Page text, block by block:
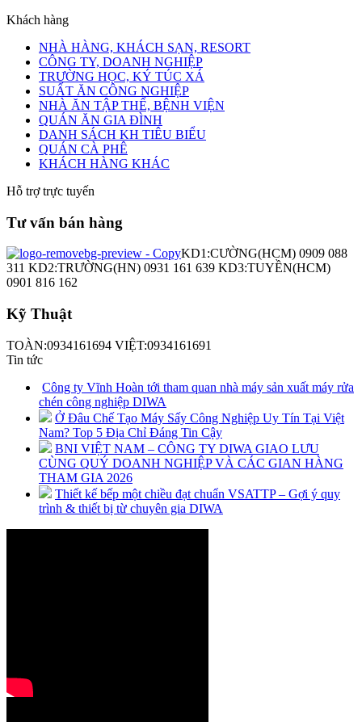
Khách hàng
NHÀ HÀNG, KHÁCH SẠN, RESORT
CÔNG TY, DOANH NGHIỆP
TRƯỜNG HỌC, KÝ TÚC XÁ
SUẤT ĂN CÔNG NGHIỆP
NHÀ ĂN TẬP THỂ, BỆNH VIỆN
QUÁN ĂN GIA ĐÌNH
DANH SÁCH KH TIÊU BIỂU
QUÁN CÀ PHÊ
KHÁCH HÀNG KHÁC
Hỗ trợ trực tuyến
Tư vấn bán hàng
KD1:CƯỜNG(HCM) 0909 088
311 KD2:TRƯỜNG(HN) 0931 161 639 KD3:TUYỀN(HCM)
0901 816 162
Kỹ Thuật
TOÀN:0934161694 VIỆT:0934161691
Tin tức
Công ty Vĩnh Hoàn tới tham quan nhà máy sản xuất máy rửa
chén công nghiệp DIWA
Ở Đâu Chế Tạo Máy Sấy Công Nghiệp Uy Tín Tại Việt
Nam? Top 5 Địa Chỉ Đáng Tin Cậy
BNI VIỆT NAM – CÔNG TY DIWA GIAO LƯU
CÙNG QUÝ DOANH NGHIỆP VÀ CÁC GIAN HÀNG
THAM GIA 2026
Thiết kế bếp một chiều đạt chuẩn VSATTP – Gợi ý quy
trình & thiết bị từ chuyên gia DIWA